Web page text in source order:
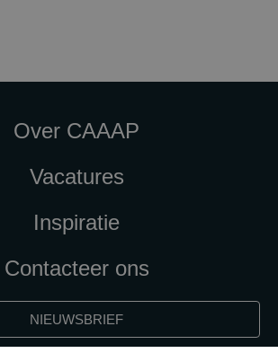
Over CAAAP
Vacatures
Inspiratie
Contacteer ons
NIEUWSBRIEF